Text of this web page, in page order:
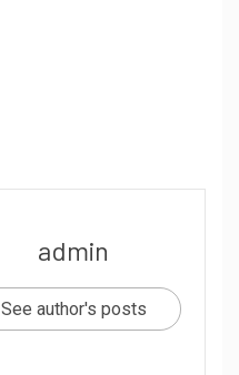
admin
See author's posts